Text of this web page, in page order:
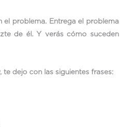
el problema. Entrega el problema
de él. Y verás cómo suceden
te dejo con las siguientes frases: